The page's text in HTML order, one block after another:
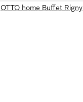
OTTO home Buffet Rigny